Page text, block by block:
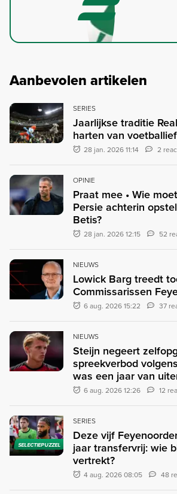
Aanbevolen artikelen
SERIES
Jaarlijkse traditie
harten van
28 jan. 2026 11:14 2
OPINIE
Praat mee • Wie
Persie achterin
Betis?
28 jan. 2026 12:15 52
NIEUWS
Lowick Barg treedt
Commissarissen
6 aug. 2026 15:22 37
NIEUWS
Steijn negeert
spreekverbod
was een jaar van
6 aug. 2026 12:26 12
SELECTIEPUZZEL
SERIES
Deze vijf
jaar transfervrij: wie
vertrekt?
4 aug. 2026 08:05 48